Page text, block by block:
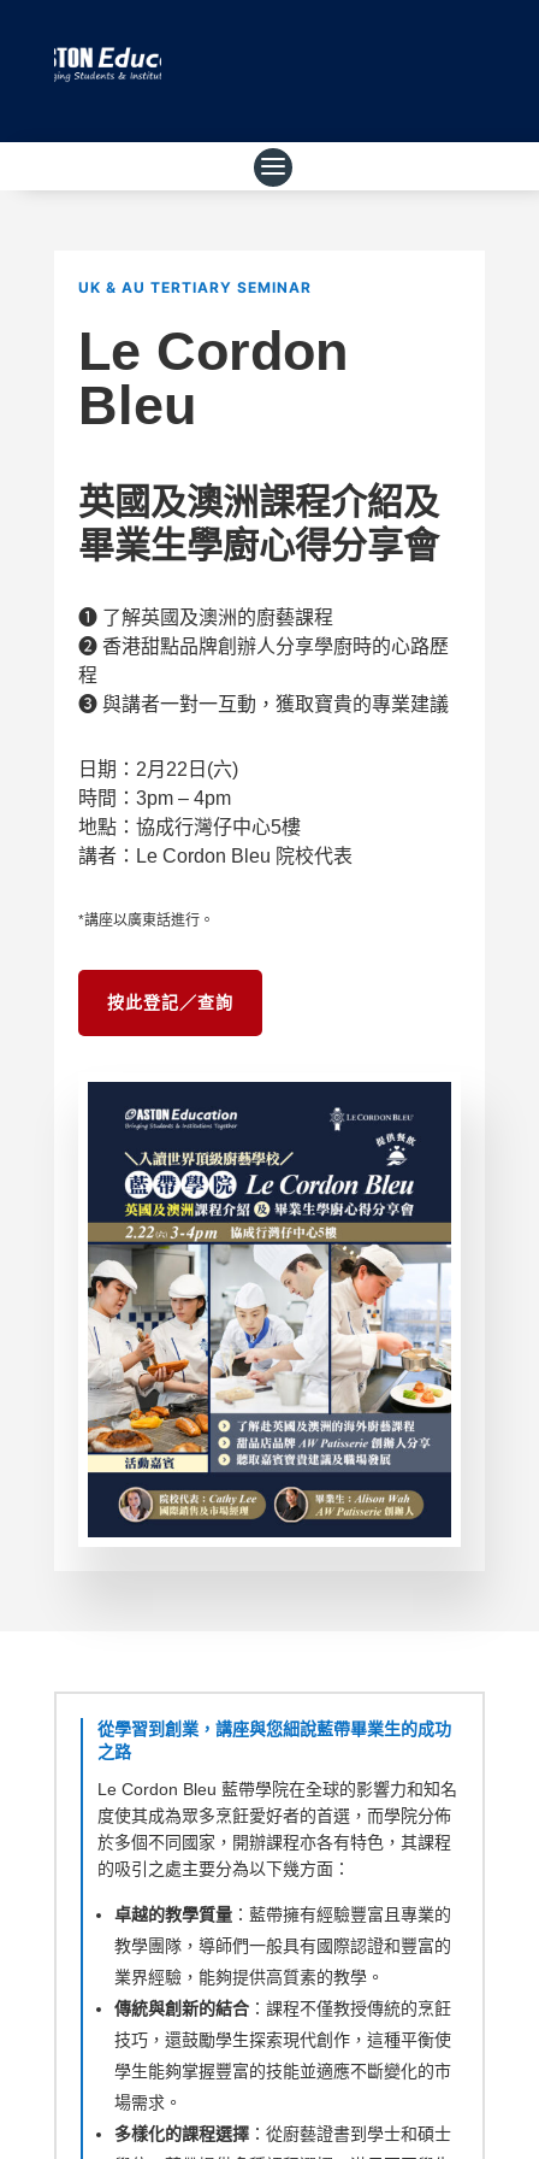
UK & AU TERTIARY SEMINAR
Le Cordon
Bleu
英國及澳洲課程介紹及
畢業生學廚心得分享會
➊ 了解英國及澳洲的廚藝課程
➋ 香港甜點品牌創辦人分享學廚時的心路歷
程
➌ 與講者一對一互動，獲取寶貴的專業建議
日期：2月22日(六)
時間：3pm – 4pm
地點：協成行灣仔中心5樓
講者：Le Cordon Bleu 院校代表
*講座以廣東話進行。
按此登記／查詢
從學習到創業，講座與您細說藍帶畢業生的成功
之路
Le Cordon Bleu 藍帶學院在全球的影響力和知名
度使其成為眾多烹飪愛好者的首選，而學院分佈
於多個不同國家，開辦課程亦各有特色，其課程
的吸引之處主要分為以下幾方面：
卓越的教學質量：藍帶擁有經驗豐富且專業的
教學團隊，導師們一般具有國際認證和豐富的
業界經驗，能夠提供高質素的教學。
傳統與創新的結合：課程不僅教授傳統的烹飪
技巧，還鼓勵學生探索現代創作，這種平衡使
學生能夠掌握豐富的技能並適應不斷變化的市
場需求。
多樣化的課程選擇：從廚藝證書到學士和碩士